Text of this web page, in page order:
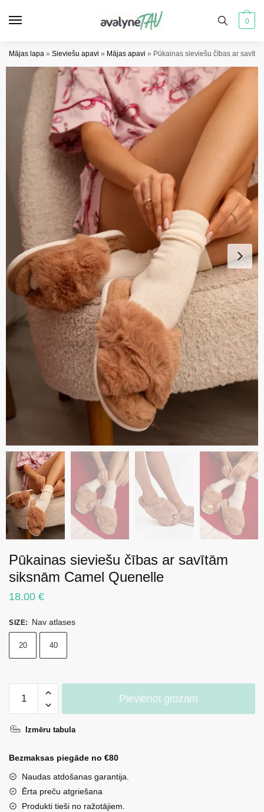
0
Mājas lapa » Sieviešu apavi » Mājas apavi » Pūkainas sieviešu čības ar
Pūkainas sieviešu čības ar savītām
siksnām Camel Quenelle
18.00 €
SIZE: Nav atlases
20 40
sieviešu
ar
siksnām
Camel
Quenelle
daudzums
Pievienot grozam
Izmēru tabula
Bezmaksas piegāde no €80
Naudas atdošanas garantija.
Ērta preču atgriešana
Produkti tieši no ražotājiem.